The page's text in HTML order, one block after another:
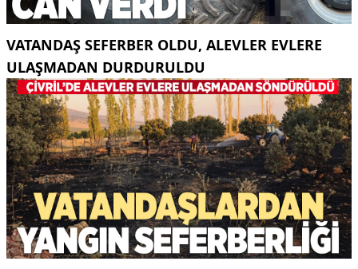
VATANDAŞ SEFERBER OLDU, ALEVLER EVLERE
ULAŞMADAN DURDURULDU